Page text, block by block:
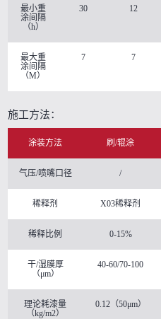
最小重
涂间隔
（h）
30 12
最大重
涂间隔
（M）
7 7
施工方法：
涂装方法 刷/辊涂
气压/喷嘴口径 /
稀释剂 X03稀释剂
稀释比例 0-15%
干/湿膜厚
（μm）
40-60/70-100
理论耗漆量
（kg/m2）
0.12（50μm）